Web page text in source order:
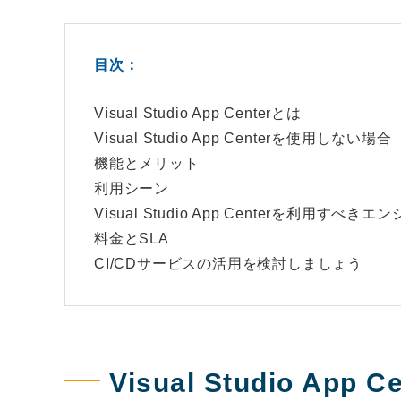
目次：
Visual Studio App Centerとは
Visual Studio App Centerを使用しない場合
機能とメリット
利用シーン
Visual Studio App Centerを利用すべきエン
料金とSLA
CI/CDサービスの活用を検討しましょう
Visual Studio App